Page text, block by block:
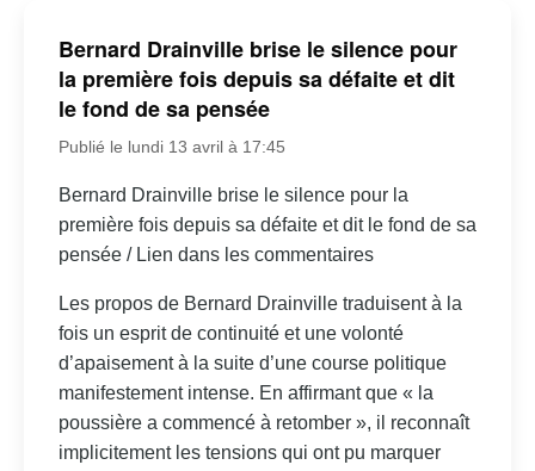
Bernard Drainville brise le silence pour
la première fois depuis sa défaite et dit
le fond de sa pensée
Publié le lundi 13 avril à 17:45
Bernard Drainville brise le silence pour la
première fois depuis sa défaite et dit le fond de sa
pensée / Lien dans les commentaires
Les propos de Bernard Drainville traduisent à la
fois un esprit de continuité et une volonté
d’apaisement à la suite d’une course politique
manifestement intense. En affirmant que « la
poussière a commencé à retomber », il reconnaît
implicitement les tensions qui ont pu marquer